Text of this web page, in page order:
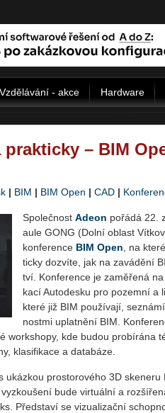
Vzdělávání - akce Hardware
– BIM
| BIM | BIM Open | CAD |
Spo­leč­nost Adeon po­řá­dá 22.
aule GONG (Dolní ob­last
kon­fe­ren­ce BIM Open , na
tic­ky do­zví­te, jak na za­vá­dě­ní
tví. Kon­fe­ren­ce je za­mě­ře­ná
ka­cí Au­to­de­s­ku pro po­zem­ní a
které již BIM po­u­ží­va­jí,
nost­mi uplat­ně­ní BIM.
worksho­py, kde budou pro­bí­rá­na
kla­si­fi­ka­ce a da­ta­bá­ze.
ukáz­kou pro­sto­ro­vé­ho 3D
bude vir­tu­ál­ní a
Před­sta­ví se vi­zu­a­li­zač­ní